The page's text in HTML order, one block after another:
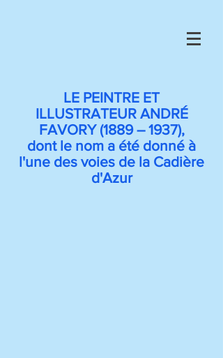
LE PEINTRE ET
ILLUSTRATEUR ANDRÉ
FAVORY (1889 – 1937),
dont le nom a été donné à
l'une des voies de la Cadière
d'Azur